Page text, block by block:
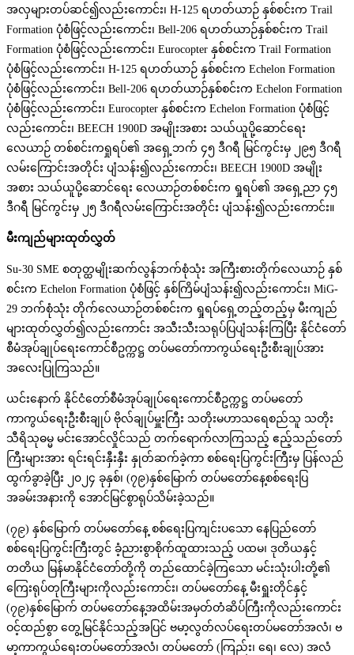
အလှများတပ်ဆင်၍လည်းကောင်း၊ H-125 ရဟတ်ယာဉ် နှစ်စင်းက Trail
Formation ပုံစံဖြင့်လည်းကောင်း၊ Bell-206 ရဟတ်ယာဉ်နှစ်စင်းက Trail
Formation ပုံစံဖြင့်လည်းကောင်း၊ Eurocopter နှစ်စင်းက Trail Formation
ပုံစံဖြင့်လည်းကောင်း၊ H-125 ရဟတ်ယာဉ် နှစ်စင်းက Echelon Formation
ပုံစံဖြင့်လည်းကောင်း၊ Bell-206 ရဟတ်ယာဉ်နှစ်စင်းက Echelon Formation
ပုံစံဖြင့်လည်းကောင်း၊ Eurocopter နှစ်စင်းက Echelon Formation ပုံစံဖြင့်
လည်းကောင်း၊ BEECH 1900D အမျိုးအစား သယ်ယူပို့ဆောင်ရေး
လေယာဉ် တစ်စင်းကရှုရပ်၏ အရှေ့ဘက် ၄၅ ဒီဂရီ မြင်ကွင်းမှ ၂၉၅ ဒီဂရီ
လမ်းကြောင်းအတိုင်း ပျံသန်း၍လည်းကောင်း၊ BEECH 1900D အမျိုး
အစား သယ်ယူပို့ဆောင်ရေး လေယာဉ်တစ်စင်းက ရှုရပ်၏ အရှေ့ညာ ၄၅
ဒီဂရီ မြင်ကွင်းမှ ၂၅ ဒီဂရီလမ်းကြောင်းအတိုင်း ပျံသန်း၍လည်းကောင်း။
မီးကျည်များထုတ်လွှတ်
Su-30 SME စတုတ္ထမျိုးဆက်လွန်ဘက်စုံသုံး အကြီးစားတိုက်လေယာဉ် နှစ်
စင်းက Echelon Formation ပုံစံဖြင့် နှစ်ကြိမ်ပျံသန်း၍လည်းကောင်း၊ MiG-
29 ဘက်စုံသုံး တိုက်လေယာဉ်တစ်စင်းက ရှုရပ်ရှေ့တည့်တည့်မှ မီးကျည်
များထုတ်လွှတ်၍လည်းကောင်း အသီးသီးသရုပ်ပြပျံသန်းကြပြီး နိုင်ငံတော်
စီမံအုပ်ချုပ်ရေးကောင်စီဥက္ကဋ္ဌ တပ်မတော်ကာကွယ်ရေးဦးစီးချုပ်အား
အလေးပြုကြသည်။
ယင်းနောက် နိုင်ငံတော်စီမံအုပ်ချုပ်ရေးကောင်စီဥက္ကဋ္ဌ တပ်မတော်
ကာကွယ်ရေးဦးစီးချုပ် ဗိုလ်ချုပ်မှူးကြီး သတိုးမဟာသရေစည်သူ သတိုး
သီရိသုဓမ္မ မင်းအောင်လှိုင်သည် တက်ရောက်လာကြသည့် ဧည့်သည်တော်
ကြီးများအား ရင်းရင်းနှီးနှီး နှုတ်ဆက်ခဲ့ကာ စစ်ရေးပြကွင်းကြီးမှ ပြန်လည်
ထွက်ခွာခဲ့ပြီး ၂၀၂၄ ခုနှစ်၊ (၇၉)နှစ်မြောက် တပ်မတော်နေ့စစ်ရေးပြ
အခမ်းအနားကို အောင်မြင်စွာရုပ်သိမ်းခဲ့သည်။
(၇၉) နှစ်မြောက် တပ်မတော်နေ့ စစ်ရေးပြကျင်းပသော နေပြည်တော်
စစ်ရေးပြကွင်းကြီးတွင် ခံ့ညားစွာစိုက်ထူထားသည့် ပထမ၊ ဒုတိယနှင့်
တတိယ မြန်မာနိုင်ငံတော်တို့ကို တည်ထောင်ခဲ့ကြသော မင်းသုံးပါးတို့၏
ကြေးရုပ်တုကြီးများကိုလည်းကောင်း၊ တပ်မတော်နေ့ မီးရှူးတိုင်နှင့်
(၇၉)နှစ်မြောက် တပ်မတော်နေ့အထိမ်းအမှတ်တံဆိပ်ကြီးကိုလည်းကောင်း
ဝင့်ထည်စွာ တွေ့မြင်နိုင်သည့်အပြင် ဗမာ့လွတ်လပ်ရေးတပ်မတော်အလံ၊ ဗ
မာ့ကာကွယ်ရေးတပ်မတော်အလံ၊ တပ်မတော် (ကြည်း၊ ရေ၊ လေ) အလံ